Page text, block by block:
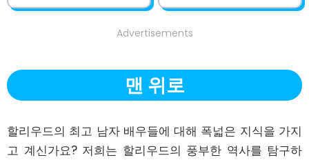
Advertisements
맨 위로
할리우드의 최고 남자 배우들에 대해 폭넓은 지식을 가지
고 계신가요? 저희는 할리우드의 풍부한 역사를 탐구하